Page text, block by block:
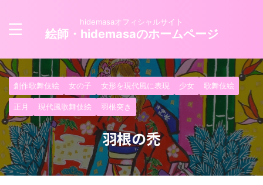
hidemasaオフィシャルサイト
絵師・hidemasaのホームページ
創作歌舞伎絵 女の子 女形を現代風に表現 少女 歌舞伎絵
正月 現代風歌舞伎絵 羽根突き
羽根の禿